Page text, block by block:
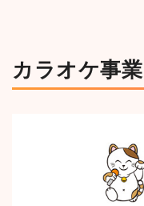
カラオケ事業